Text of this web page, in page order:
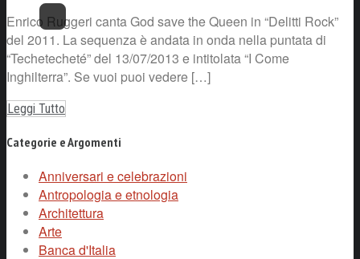
Enrico Ruggeri canta God save the Queen in “Delitti Rock”
del 2011. La sequenza è andata in onda nella puntata di
“Techetecheté” del 13/07/2013 e intitolata “I Come
Inghilterra”. Se vuoi puoi vedere […]
Leggi Tutto
Categorie e Argomenti
Anniversari e celebrazioni
Antropologia e etnologia
Architettura
Arte
Banca d'Italia